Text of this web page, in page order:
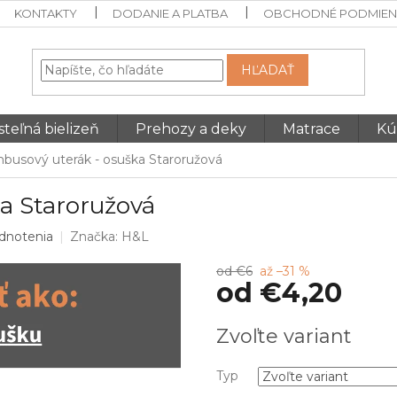
KONTAKTY DODANIE A PLATBA OBCHODNÉ
HĽADAŤ
bielizeň Prehozy a deky Matrace
uterák - osuška Staroružová
Staroružová
Značka: H&L
od €6 až –31 %
od €4,20
cena:
Zvoľte variant
Typ